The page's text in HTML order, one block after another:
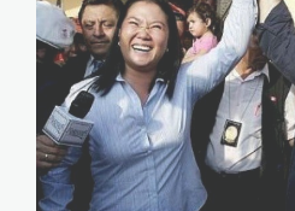
hernando